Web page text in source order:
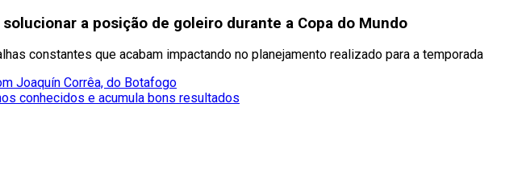
a posição de goleiro durante a Copa do Mundo
constantes que acabam impactando no planejamento realizado para a temporada
Joaquín Corrêa, do Botafogo
conhecidos e acumula bons resultados